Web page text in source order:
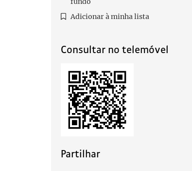
Adicionar à minha lista
Consultar no telemóvel
Partilhar